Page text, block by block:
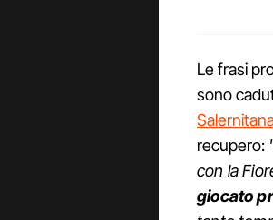
Le frasi
sono
recupero:
con la
giocato